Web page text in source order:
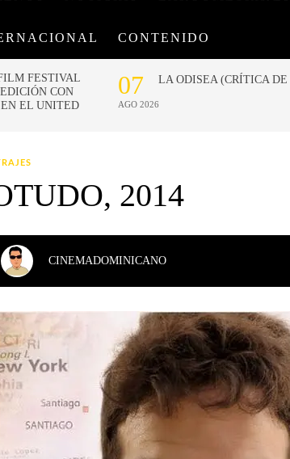
CONTENIDO
2014
CINEMADOMINICANO